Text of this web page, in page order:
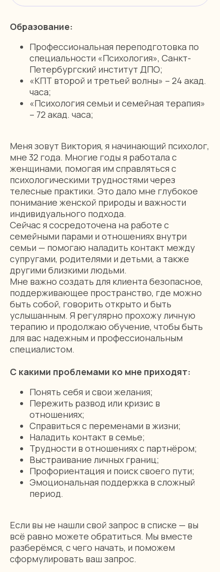
Образование:
Профессиональная переподготовка по
специальности «Психология», Санкт-
Петербургский институт ДПО;
«КПТ второй и третьей волны» – 24 акад.
часа;
«Психология семьи и семейная терапия»
– 72 акад. часа;
Меня зовут Виктория, я начинающий психолог,
мне 32 года. Многие годы я работала с
женщинами, помогая им справляться с
психологическими трудностями через
телесные практики. Это дало мне глубокое
понимание женской природы и важности
индивидуального подхода.
Сейчас я сосредоточена на работе с
семейными парами и отношениях внутри
семьи — помогаю наладить контакт между
супругами, родителями и детьми, а также
другими близкими людьми.
Мне важно создать для клиента безопасное,
поддерживающее пространство, где можно
быть собой, говорить открыто и быть
услышанным. Я регулярно прохожу личную
терапию и продолжаю обучение, чтобы быть
для вас надежным и профессиональным
специалистом.
С какими проблемами ко мне приходят:
Понять себя и свои желания;
Пережить развод или кризис в
отношениях;
Справиться с переменами в жизни;
Наладить контакт в семье;
Трудности в отношениях с партнёром;
Выстраивание личных границ;
Профориентация и поиск своего пути;
Эмоциональная поддержка в сложный
период.
Если вы не нашли свой запрос в списке — вы
всё равно можете обратиться. Мы вместе
разберёмся, с чего начать, и поможем
сформулировать ваш запрос.
Делаем профессиональную психотерапию
не привилегией, а доступной реальностью,
где каждый чувствует себя безопасно
в своем большом и важном процессе
«Перемена»